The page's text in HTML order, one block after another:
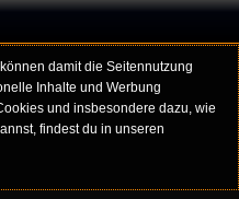
damit die Seitennutzung
Inhalte und Werbung
und insbesondere dazu, wie
findest du in unseren